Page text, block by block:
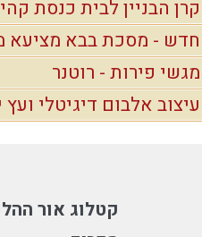
קרן הבניין לבית כנסת
חדש - מסכת בבא מציעא
מגשי פירות - רוטנר
עיצוב אלבום דיגיטלי ועץ יוחסין
קטלוג אור